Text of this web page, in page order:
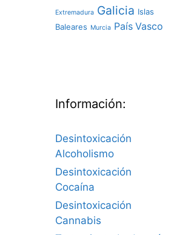
Extremadura Galicia Islas
Baleares Murcia País Vasco
Información:
Desintoxicación
Alcoholismo
Desintoxicación
Cocaína
Desintoxicación
Cannabis